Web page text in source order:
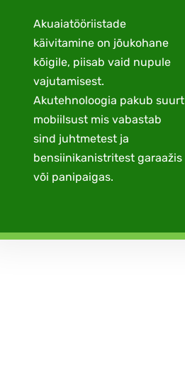
Akuaiatööriistade
käivitamine on jõukohane
kõigile, piisab vaid nupule
vajutamisest.
Akutehnoloogia pakub suurt
mobiilsust mis vabastab
sind juhtmetest ja
bensiinikanistritest garaažis
või panipaigas.